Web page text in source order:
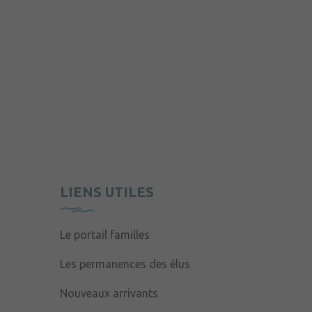
LIENS UTILES
Le portail familles
Les permanences des élus
Nouveaux arrivants